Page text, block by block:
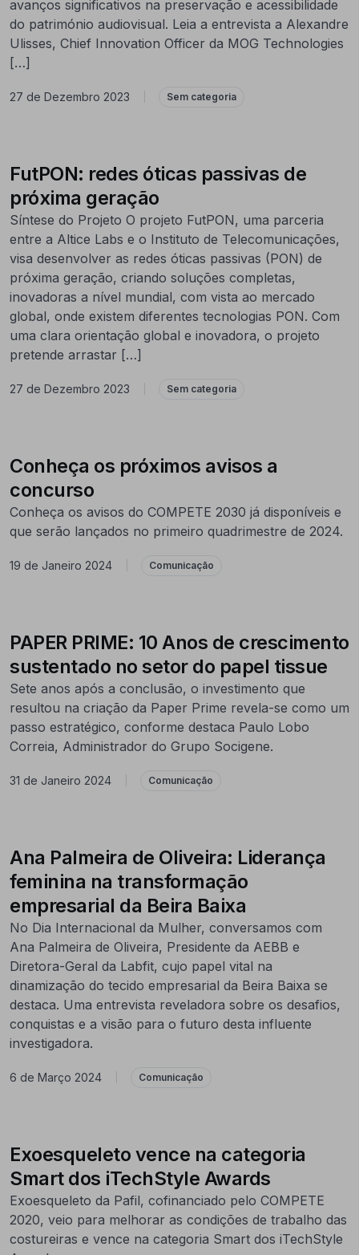
avanços significativos na preservação e acessibilidade
do património audiovisual. Leia a entrevista a Alexandre
Ulisses, Chief Innovation Officer da MOG Technologies
[…]
27 de Dezembro 2023 Sem categoria
FutPON: redes óticas passivas de
próxima geração
Síntese do Projeto O projeto FutPON, uma parceria
entre a Altice Labs e o Instituto de Telecomunicações,
visa desenvolver as redes óticas passivas (PON) de
próxima geração, criando soluções completas,
inovadoras a nível mundial, com vista ao mercado
global, onde existem diferentes tecnologias PON. Com
uma clara orientação global e inovadora, o projeto
pretende arrastar […]
27 de Dezembro 2023 Sem categoria
Conheça os próximos avisos a
concurso
Conheça os avisos do COMPETE 2030 já disponíveis e
que serão lançados no primeiro quadrimestre de 2024.
19 de Janeiro 2024 Comunicação
PAPER PRIME: 10 Anos de crescimento
sustentado no setor do papel tissue
Sete anos após a conclusão, o investimento que
resultou na criação da Paper Prime revela-se como um
passo estratégico, conforme destaca Paulo Lobo
Correia, Administrador do Grupo Socigene.
31 de Janeiro 2024 Comunicação
Ana Palmeira de Oliveira: Liderança
feminina na transformação
empresarial da Beira Baixa
No Dia Internacional da Mulher, conversamos com
Ana Palmeira de Oliveira, Presidente da AEBB e
Diretora-Geral da Labfit, cujo papel vital na
dinamização do tecido empresarial da Beira Baixa se
destaca. Uma entrevista reveladora sobre os desafios,
conquistas e a visão para o futuro desta influente
investigadora.
6 de Março 2024 Comunicação
Exoesqueleto vence na categoria
Smart dos iTechStyle Awards
Exoesqueleto da Pafil, cofinanciado pelo COMPETE
2020, veio para melhorar as condições de trabalho das
costureiras e vence na categoria Smart dos iTechStyle